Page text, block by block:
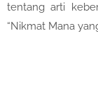
tentang arti
“Nikmat Mana